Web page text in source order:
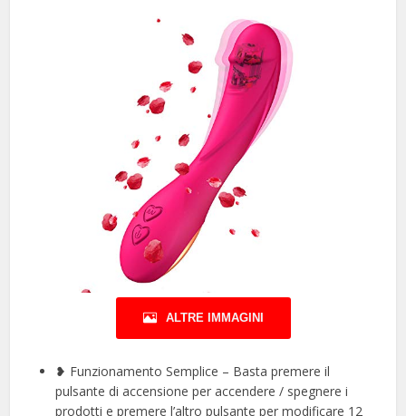
ALTRE IMMAGINI
❥ Funzionamento Semplice – Basta premere il
pulsante di accensione per accendere / spegnere i
prodotti e premere l’altro pulsante per modificare 12